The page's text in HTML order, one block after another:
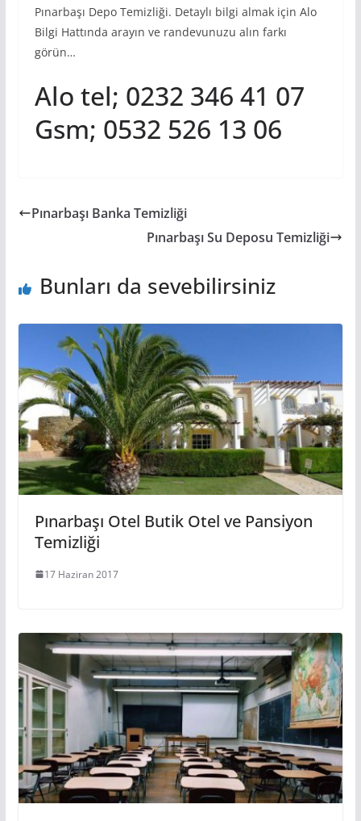
Pınarbaşı Depo Temizliği. Detaylı bilgi almak için Alo
Bilgi Hattında arayın ve randevunuzu alın farkı
görün…
Alo tel; 0232 346 41 07
Gsm; 0532 526 13 06
Pınarbaşı Banka Temizliği
Pınarbaşı Su Deposu Temizliği
Bunları da sevebilirsiniz
Pınarbaşı Otel Butik Otel ve Pansiyon
Temizliği
17 Haziran 2017